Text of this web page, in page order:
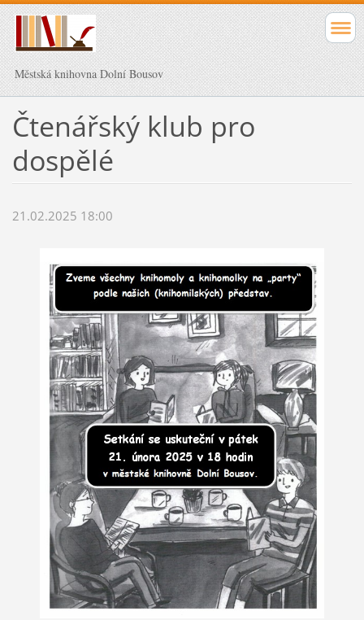
Městská knihovna Dolní Bousov
Čtenářský klub pro
dospělé
21.02.2025 18:00